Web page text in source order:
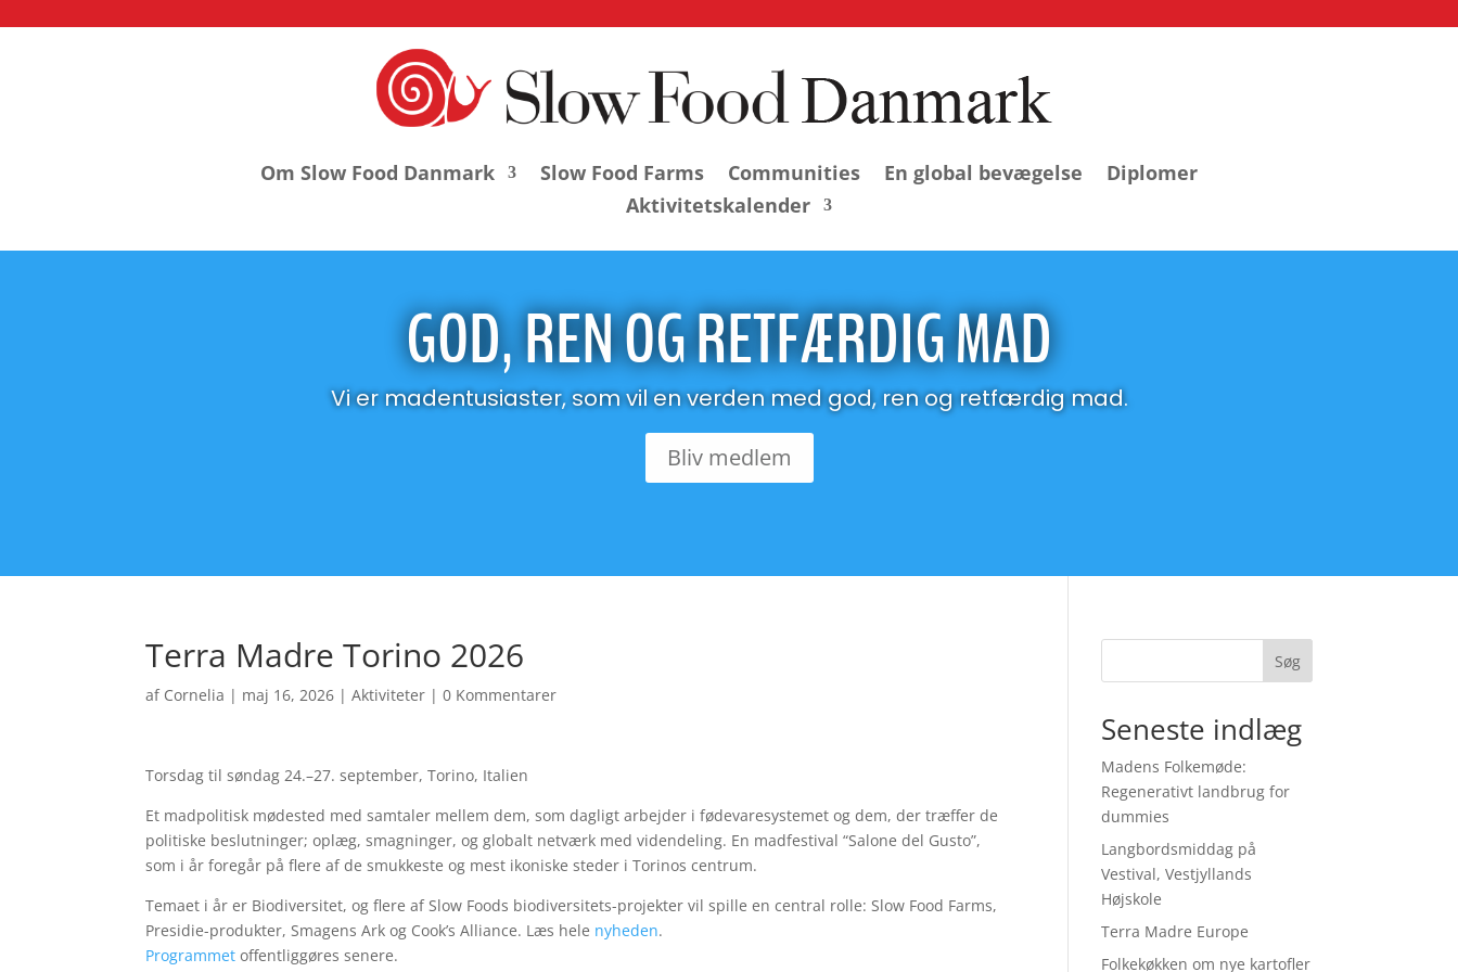
Om Slow Food Danmark Slow Food Farms Communities En global bevægelse
Diplomer
Aktivitetskalender
GOD, REN OG RETFÆRDIG MAD
Vi er madentusiaster, som vil en verden med god, ren og retfærdig mad.
Bliv medlem
Terra Madre Torino 2026
af Cornelia | maj 16, 2026 |Aktiviteter |0 Kommentarer
Torsdag til søndag 24.–27. september, Torino, Italien
Et madpolitisk mødested med samtaler mellem dem, som dagligt arbejder i fødevaresystemet og dem, der træffer de
politiske beslutninger; oplæg, smagninger, og globalt netværk med videndeling. En madfestival “Salone del Gusto”,
som i år foregår på flere af de smukkeste og mest ikoniske steder i Torinos centrum.
Temaet i år er Biodiversitet, og flere af Slow Foods biodiversitets-projekter vil spille en central rolle: Slow Food Farms,
Presidie-produkter, Smagens Ark og Cook’s Alliance. Læs hele nyheden.
Programmet offentliggøres senere.
Søg
Seneste indlæg
Madens Folkemøde:
Regenerativt landbrug for
dummies
Langbordsmiddag på
Vestival, Vestjyllands
Højskole
Terra Madre Europe
Folkekøkken om nye kartofler